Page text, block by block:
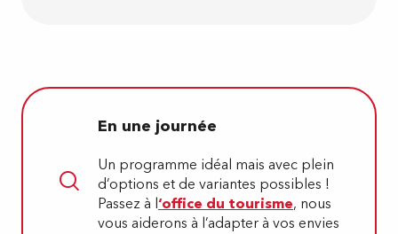
En une journée
Un programme idéal mais avec plein
d’options et de variantes possibles !
Passez à l‘office du tourisme, nous
vous aiderons à l’adapter à vos envies